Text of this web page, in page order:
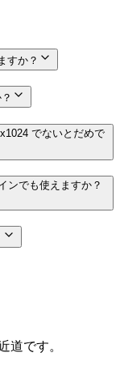
すか？
でないとだめで
ンでも使えますか？
道です。